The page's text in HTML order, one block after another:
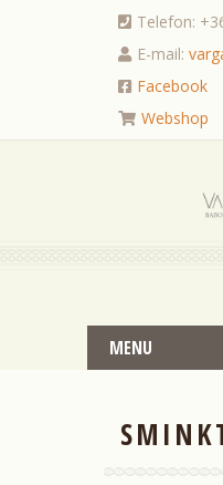
Telefon:
E-mail:
Facebook
Webshop
MENU